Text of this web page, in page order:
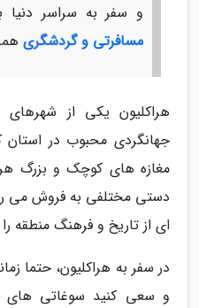
و سفر به سراسر دنیا
مسافرتی و گردشگری
هراکلیون یکی از
جهانگردی محبوب در
مغازه های کوچک و بزرگ
دستی مختلفی به فروش می
ای از تاریخ و فرهنگ منطقه
در سفر به هراکلیون، حتما
و سعی کنید سوغاتی های